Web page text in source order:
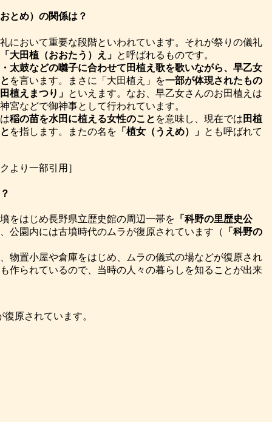
とめ）の関係は？
において重要な段階といわれています。それが祭りの儀礼
「大田植（おおたう）え」 と呼ばれるものです。
太鼓などの囃子に合わせて田植え歌を歌いながら、早乙女
を言います。まさに「大田植え」を一部が体現されたもの
植えまつり」 といえます。なお、早乙女さんのお田植えは
宮などで御神事として行われています。
稲の苗を水田に植える女性のこと を意味し、現在では 田植
を指します。またの名を 「植女（うえめ）」 とも呼ばれて
より一部引用］
をはじめ長野県立歴史館の周辺一帯を 「科野の里歴史公
公園内には古墳時代のムラが復原されています（
「科野の
物置小屋や倉庫をはじめ、ムラの儀式の場などが復原され
作られているので、当時の人々の暮らしを知ることが出来
原されています。